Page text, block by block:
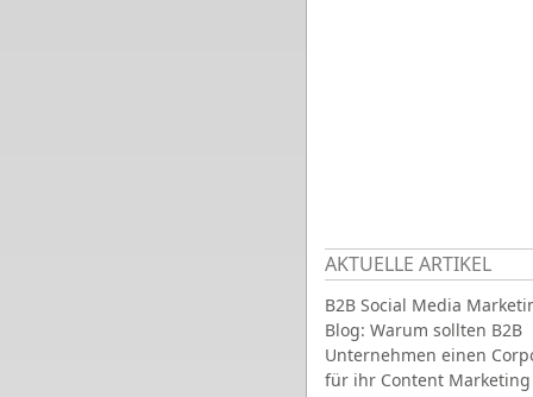
AKTUELLE ARTIKEL
B2B Social Media
Blog: Warum sollten B2B
Unternehmen einen
für ihr Content Marketing